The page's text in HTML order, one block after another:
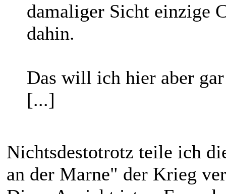
damaliger Sicht einzige
dahin.
Das will ich hier aber
[...]
Nichtsdestotrotz teile ich
an der Marne" der Krieg